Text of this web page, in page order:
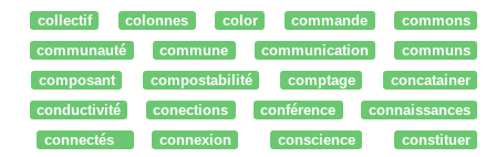
collectif
colonnes color commande
commons
communauté
commune communication
communs
composant
compostabilité comptage
concatainer
conductivité
conections conférence
connaissances
connectés
connexion conscience
constituer